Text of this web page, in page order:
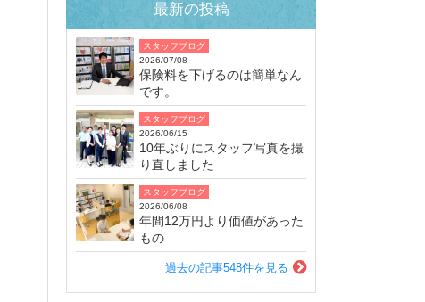
最新の投稿
スタッフブログ
2026/07/08
保険料を下げるのは簡単なん
です。
スタッフブログ
2026/06/15
10年ぶりにスタッフ写真を撮
り直しました
スタッフブログ
2026/06/08
年間12万円より価値があった
もの
過去の記事548件を見る